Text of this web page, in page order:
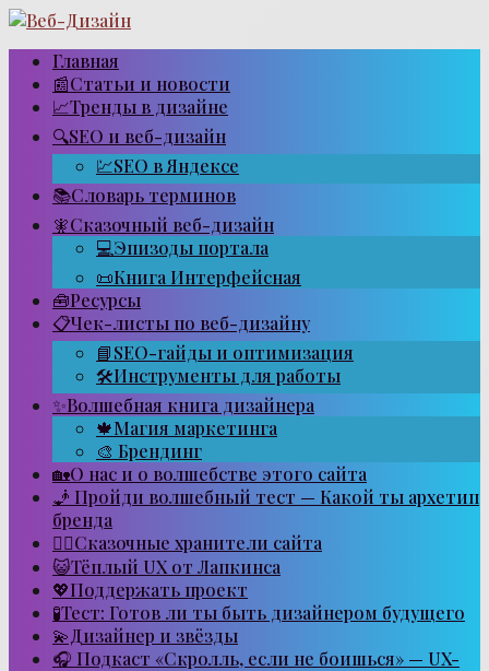
Перейти
контентуГлавная
📰Статьи и новости
📈Тренды в дизайне
🔍SEO и веб-дизайн
💹SEO в Яндексе
📚Словарь терминов
🧚Сказочный веб-дизайн
💻Эпизоды портала
📜Книга Интерфейсная
🧰Ресурсы
📋Чек-листы по веб-дизайну
📘SEO-гайды и оптимизация
🛠Инструменты для работы
✨Волшебная книга дизайнера
🍁Магия маркетинга
🎨 Брендинг
🏡О нас и о волшебстве этого сайта
🧞 Пройди волшебный тест — Какой ты архетип
бренда
🧙‍♂️Сказочные хранители сайта
😺Тёплый UX от Лапкинса
💖Поддержать проект
🧪Тест: Готов ли ты быть дизайнером будущего
💫Дизайнер и звёзды
🎧 Подкаст «Скролль, если не боишься» — UX-